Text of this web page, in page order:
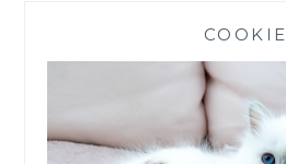
COOKIE